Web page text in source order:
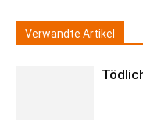
Verwandte Artikel